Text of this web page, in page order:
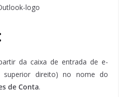
da caixa de entrada de e-
superior direito) no nome do
de Conta.